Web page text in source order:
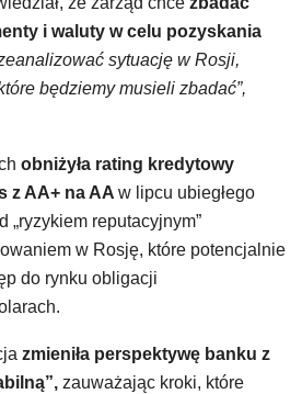
i waluty w celu pozyskania
sytuację w Rosji,
będziemy musieli zbadać”,
obniżyła rating kredytowy
z AA+ na AA w lipcu ubiegłego
„ryzykiem reputacyjnym”
w Rosję, które potencjalnie
do rynku obligacji
zmieniła perspektywę banku z
zauważając kroki, które